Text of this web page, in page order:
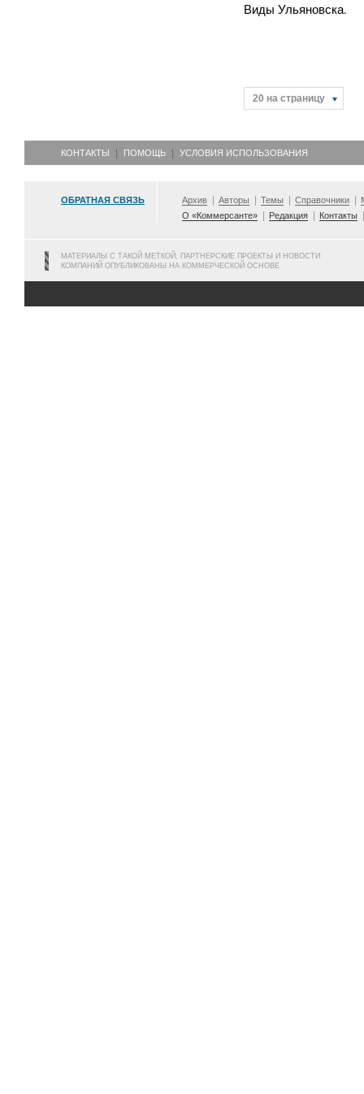
Виды Ульяновска.
20 на страницу
КОНТАКТЫ ПОМОЩЬ УСЛОВИЯ ИСПОЛЬЗОВАНИЯ
ОБРАТНАЯ СВЯЗЬ Архив Авторы Темы Справочники
О «Коммерсанте»
Редакция Контакты
МАТЕРИАЛЫ С ТАКОЙ МЕТКОЙ, ПАРТНЕРСКИЕ ПРОЕКТЫ И НОВОСТИ
КОМПАНИЙ ОПУБЛИКОВАНЫ НА КОММЕРЧЕСКОЙ ОСНОВЕ